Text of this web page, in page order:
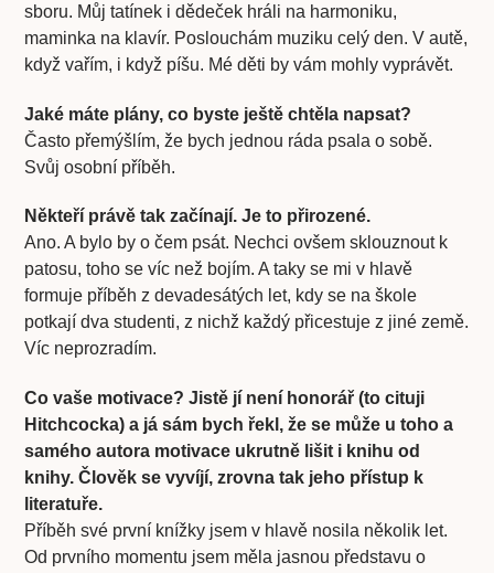
sboru. Můj tatínek i dědeček hráli na harmoniku,
maminka na klavír. Poslouchám muziku celý den. V autě,
když vařím, i když píšu. Mé děti by vám mohly vyprávět.
Jaké máte plány, co byste ještě chtěla napsat?
Často přemýšlím, že bych jednou ráda psala o sobě.
Svůj osobní příběh.
Někteří právě tak začínají. Je to přirozené.
Ano. A bylo by o čem psát. Nechci ovšem sklouznout k
patosu, toho se víc než bojím. A taky se mi v hlavě
formuje příběh z devadesátých let, kdy se na škole
potkají dva studenti, z nichž každý přicestuje z jiné země.
Víc neprozradím.
Co vaše motivace? Jistě jí není honorář (to cituji
Hitchcocka) a já sám bych řekl, že se může u toho a
samého autora motivace ukrutně lišit i knihu od
knihy. Člověk se vyvíjí, zrovna tak jeho přístup k
literatuře.
Příběh své první knížky jsem v hlavě nosila několik let.
Od prvního momentu jsem měla jasnou představu o